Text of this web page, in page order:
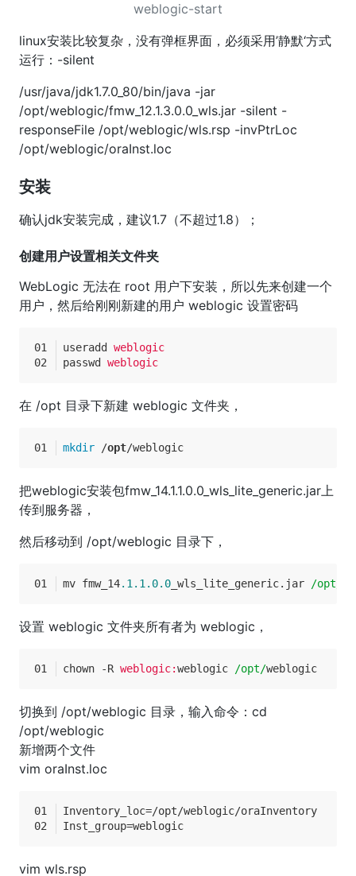
weblogic-start
linux安装比较复杂，没有弹框界面，必须采用’静默‘方式
运行：-silent
/usr/java/jdk1.7.0_80/bin/java -jar
/opt/weblogic/fmw_12.1.3.0.0_wls.jar -silent -
responseFile /opt/weblogic/wls.rsp -invPtrLoc
/opt/weblogic/oraInst.loc
安装
确认jdk安装完成，建议1.7（不超过1.8）；
创建用户设置相关文件夹
WebLogic 无法在 root 用户下安装，所以先来创建一个
用户，然后给刚刚新建的用户 weblogic 设置密码
useradd
weblogic
passwd
weblogic
在 /opt 目录下新建 weblogic 文件夹，
mkdir /opt/weblogic
把weblogic安装包fmw_14.1.1.0.0_wls_lite_generic.jar上
传到服务器，
然后移动到 /opt/weblogic 目录下，
mv fmw_14.1 .1 .0.0 _wls_lite_generic.jar /opt/
设置 weblogic 文件夹所有者为 weblogic，
chown -R weblogic:weblogic /opt/weblogic
切换到 /opt/weblogic 目录，输入命令：cd
/opt/weblogic
新增两个文件
vim oraInst.loc
Inventory_loc=/opt/weblogic/oraInventory
Inst_group=weblogic
vim wls.rsp